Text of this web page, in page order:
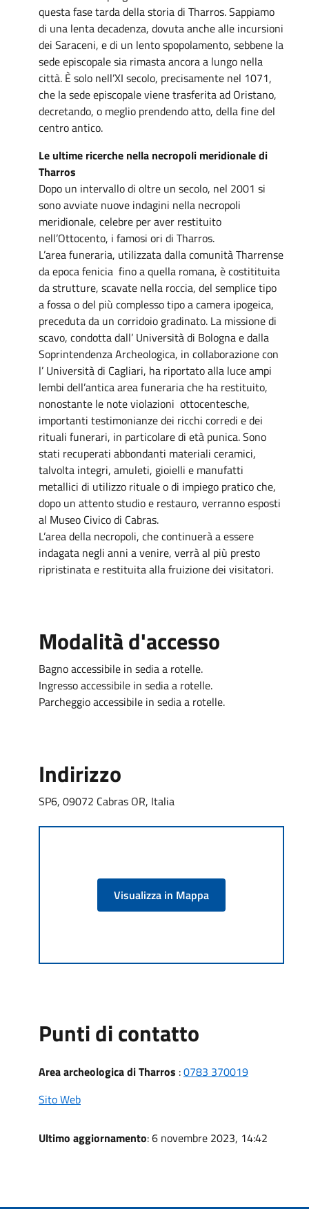
questa fase tarda della storia di Tharros. Sappiamo
di una lenta decadenza, dovuta anche alle incursioni
dei Saraceni, e di un lento spopolamento, sebbene la
sede episcopale sia rimasta ancora a lungo nella
città. È solo nell’XI secolo, precisamente nel 1071,
che la sede episcopale viene trasferita ad Oristano,
decretando, o meglio prendendo atto, della fine del
centro antico.
Le ultime ricerche nella necropoli meridionale di
Tharros
Dopo un intervallo di oltre un secolo, nel 2001 si
sono avviate nuove indagini nella necropoli
meridionale, celebre per aver restituito
nell’Ottocento, i famosi ori di Tharros.
L’area funeraria, utilizzata dalla comunità Tharrense
da epoca fenicia fino a quella romana, è costitituita
da strutture, scavate nella roccia, del semplice tipo
a fossa o del più complesso tipo a camera ipogeica,
preceduta da un corridoio gradinato. La missione di
scavo, condotta dall’ Università di Bologna e dalla
Soprintendenza Archeologica, in collaborazione con
l’ Università di Cagliari, ha riportato alla luce ampi
lembi dell’antica area funeraria che ha restituito,
nonostante le note violazioni ottocentesche,
importanti testimonianze dei ricchi corredi e dei
rituali funerari, in particolare di età punica. Sono
stati recuperati abbondanti materiali ceramici,
talvolta integri, amuleti, gioielli e manufatti
metallici di utilizzo rituale o di impiego pratico che,
dopo un attento studio e restauro, verranno esposti
al Museo Civico di Cabras.
L’area della necropoli, che continuerà a essere
indagata negli anni a venire, verrà al più presto
ripristinata e restituita alla fruizione dei visitatori.
Modalità d'accesso
Bagno accessibile in sedia a rotelle.
Ingresso accessibile in sedia a rotelle.
Parcheggio accessibile in sedia a rotelle.
Indirizzo
SP6, 09072 Cabras OR, Italia
Visualizza in Mappa
Punti di contatto
Area archeologica di Tharros :0783 370019
Sito Web
Ultimo aggiornamento: 6 novembre 2023, 14:42